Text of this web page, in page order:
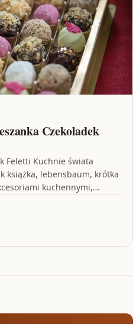
Czekoladek
Feletti Kuchnie świata
książka, lebensbaum, krótka
kuchennymi,